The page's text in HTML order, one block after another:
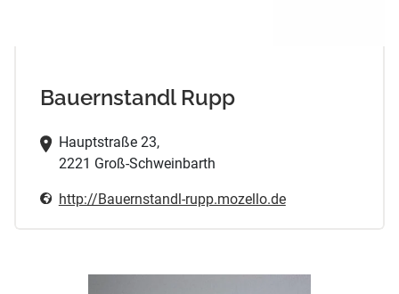
Bauernstandl Rupp
Hauptstraße 23,
2221 Groß-Schweinbarth
http://Bauernstandl-rupp.mozello.de